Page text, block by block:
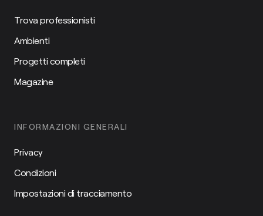
Trova professionisti
Ambienti
Progetti completi
Magazine
INFORMAZIONI GENERALI
Privacy
Condizioni
Impostazioni di tracciamento